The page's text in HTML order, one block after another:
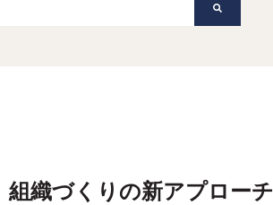
組織づくりの新アプローチ